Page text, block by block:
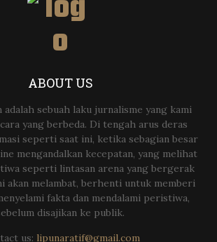
ABOUT US
sebuah laku jurnalisme yang kami
yang berbeda. Di tengah arus deras
seperti saat ini, ketika sebagian besar
mengandalkan kecepatan, yang melihat
seperti lintasan arena yang bergerak
akan melambat, berhenti untuk memberi
fakta dan mendalami peristiwa,
disajikan ke publik.
us: lipunaratif@gmail.com